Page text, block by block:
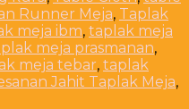
Runner Meja, Taplak
meja ibm, taplak meja
meja prasmanan,
meja tebar, taplak
Jahit Taplak Meja,